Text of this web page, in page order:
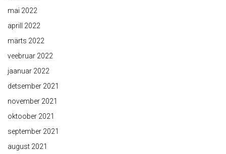
mai 2022
aprill 2022
märts 2022
veebruar 2022
jaanuar 2022
detsember 2021
november 2021
oktoober 2021
september 2021
august 2021